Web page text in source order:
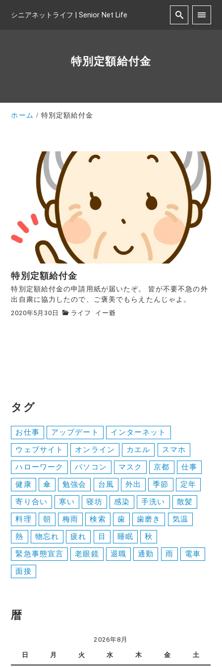
シニアネットライフ | Senior Net Life
特別定額給付金
ホーム 特別定額給付金
特別定額給付金
特別定額給付金の申請用紙が届いたぞ。 皆が不要不急の外
出自粛に協力したので、ご褒美でもらえたんじゃよ。
2020年5月30日 ライフ イー爺
タグ
お仕事 アップデート
インターネット
ウェブサイト
オンライン カエル
スマホ
ハローワーク
パソコン マスク 京都
仕事
健康
傘 勉強会 台風 外出 季節
定年
寄り合い
寒い 寝坊 感染 手洗い
散髪
料理
朝 梅雨 検索 歯 歯磨き
気温
熱
物忘れ 疲れ 目 睡眠
秋
緊急事態宣言
老眼鏡 退職 通勤 雨
電車
面接
暦
2026年8月
日 月 火 水 木 金 土